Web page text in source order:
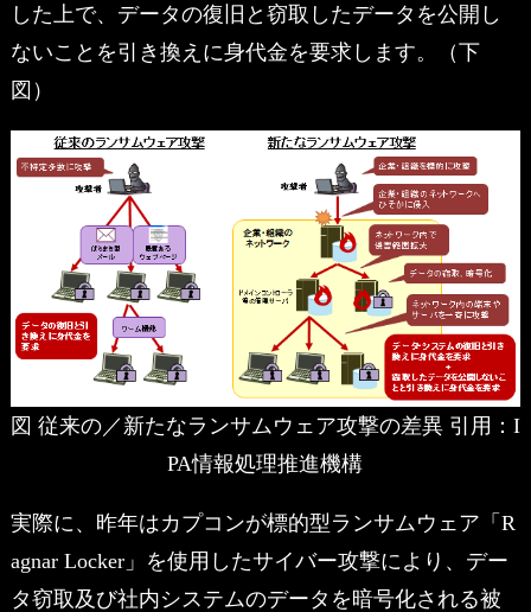
した上で、データの復旧と窃取したデータを公開し
ないことを引き換えに身代金を要求します。（下
図）
図 従来の／新たなランサムウェア攻撃の差異 引用：I
PA情報処理推進機構
実際に、昨年はカプコンが標的型ランサムウェア「R
agnar Locker」を使用したサイバー攻撃により、デー
タ窃取及び社内システムのデータを暗号化される被